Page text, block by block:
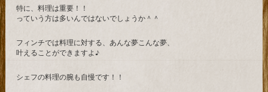
特に、料理は重要！！
っていう方は多いんではないでしょうか＾＾
フィンチでは料理に対する、あんな夢こんな夢、
叶えることができますよ♪
シェフの料理の腕も自慢です！！